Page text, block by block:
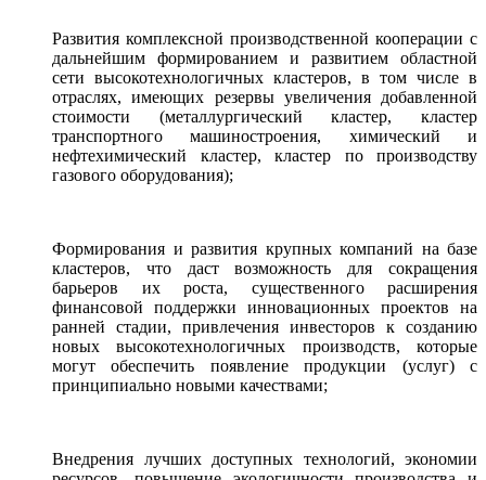
Развития комплексной производственной кооперации с
дальнейшим формированием и развитием областной
сети высокотехнологичных кластеров, в том числе в
отраслях, имеющих резервы увеличения добавленной
стоимости (металлургический кластер, кластер
транспортного машиностроения, химический и
нефтехимический кластер, кластер по производству
газового оборудования);
Формирования и развития крупных компаний на базе
кластеров, что даст возможность для сокращения
барьеров их роста, существенного расширения
финансовой поддержки инновационных проектов на
ранней стадии, привлечения инвесторов к созданию
новых высокотехнологичных производств, которые
могут обеспечить появление продукции (услуг) с
принципиально новыми качествами;
Внедрения лучших доступных технологий, экономии